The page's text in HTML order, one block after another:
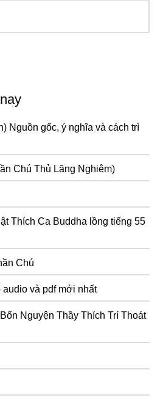
Nguồn gốc, ý nghĩa và cách trì
Chú Thủ Lăng Nghiêm)
Thích Ca Buddha lồng tiếng 55
Chú
audio và pdf mới nhất
Nguyện Thầy Thích Trí Thoát